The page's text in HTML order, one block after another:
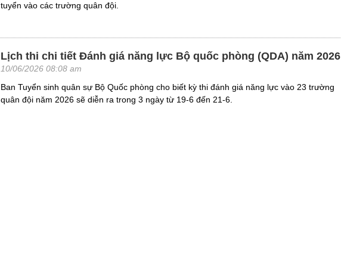
tuyển vào các trường quân đội.
Lịch thi chi tiết Đánh giá năng lực Bộ quốc phòng (QDA) năm 2026
10/06/2026 08:08 am
Ban Tuyển sinh quân sự Bộ Quốc phòng cho biết kỳ thi đánh giá năng lực vào 23 trường
quân đội năm 2026 sẽ diễn ra trong 3 ngày từ 19-6 đến 21-6.